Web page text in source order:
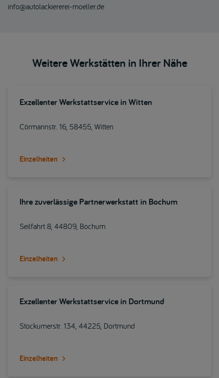
info@autolackiererei-moeller.de
Weitere Werkstätten in Ihrer Nähe
Exzellenter Werkstattservice in Witten
Cörmannstr. 16, 58455, Witten
Einzelheiten
Ihre zuverlässige Partnerwerkstatt in Bochum
Seilfahrt 8, 44809, Bochum
Einzelheiten
Exzellenter Werkstattservice in Dortmund
Stockumerstr. 134, 44225, Dortmund
Einzelheiten